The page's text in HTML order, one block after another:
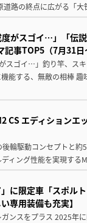
路の終点に広がる「
度がスゴイ…」「伝
事TOP5（7月31日
ゴイ…」釣り竿、ス
能する、無敵の相棒
CS エディション
輪駆動コンセプトと
ィング性能を実現す
に限定車「スポル
専用装備も充実】
ンスをプラス 2025年